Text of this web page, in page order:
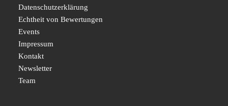
Datenschutzerklärung
Echtheit von Bewertungen
Events
Impressum
Kontakt
Newsletter
Team